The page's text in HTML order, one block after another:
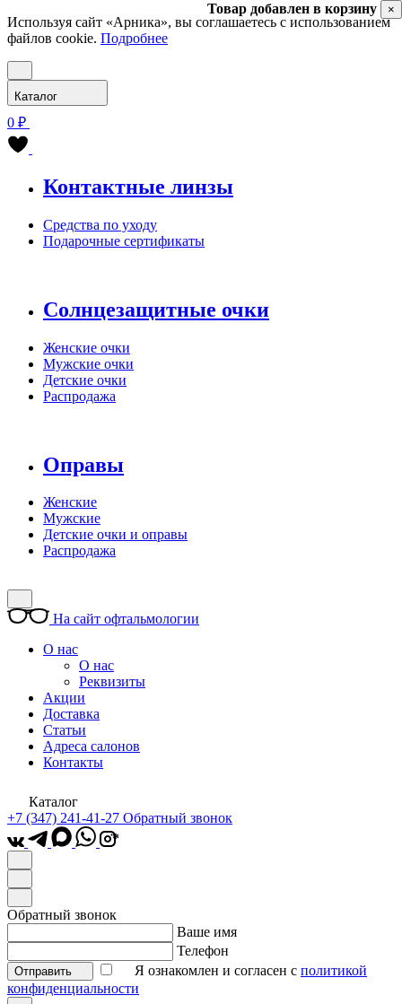
Используя сайт «Арника», вы соглашаетесь с использованием
файлов cookie. Подробнее
Каталог
0 ₽
Контактные линзы
Средства по уходу
Подарочные сертификаты
Солнцезащитные очки
Женские очки
Мужские очки
Детские очки
Распродажа
Оправы
Женские
Мужские
Детские очки и оправы
Распродажа
На сайт офтальмологии
О нас
О нас
Реквизиты
Акции
Доставка
Статьи
Адреса салонов
Контакты
Каталог
+7 (347) 241-41-27 Обратный звонок
*
Обратный звонок
Ваше имя
Телефон
Отправить Я ознакомлен и согласен с политикой
конфиденциальности
Товар добавлен в корзину ×